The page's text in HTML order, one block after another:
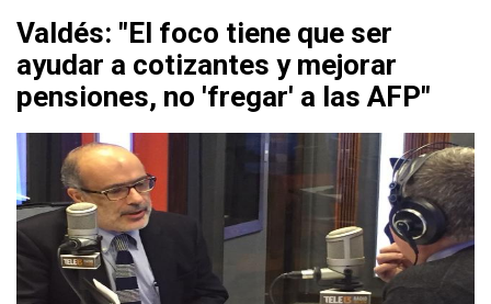
Valdés: "El foco tiene que ser
ayudar a cotizantes y mejorar
pensiones, no 'fregar' a las AFP"